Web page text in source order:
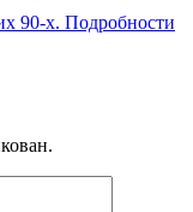
90-х. Подробности